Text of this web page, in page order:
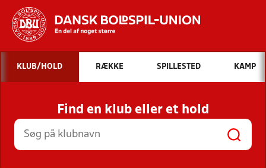
Hvad vil du søge efter?
INDHOLD OG NYHEDER
STILLINGER, RESULTATER, KLUBBER OG
HOLD
KLUB/HOLD RÆKKE SPILLESTED KAMP
Find en klub eller et hold